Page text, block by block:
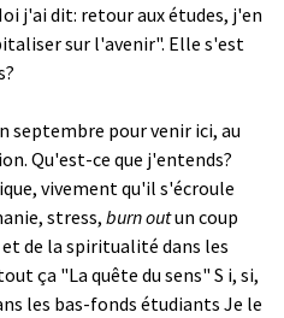
j'ai dit: retour aux études, j'en
sur l'avenir". Elle s'est
septembre pour venir ici, au
Qu'est-ce que j'entends?
vivement qu'il s'écroule
stress, burn outun coup
de la spiritualité dans les
ça "La quête du sens" S i, si,
les bas-fonds étudiants Je le